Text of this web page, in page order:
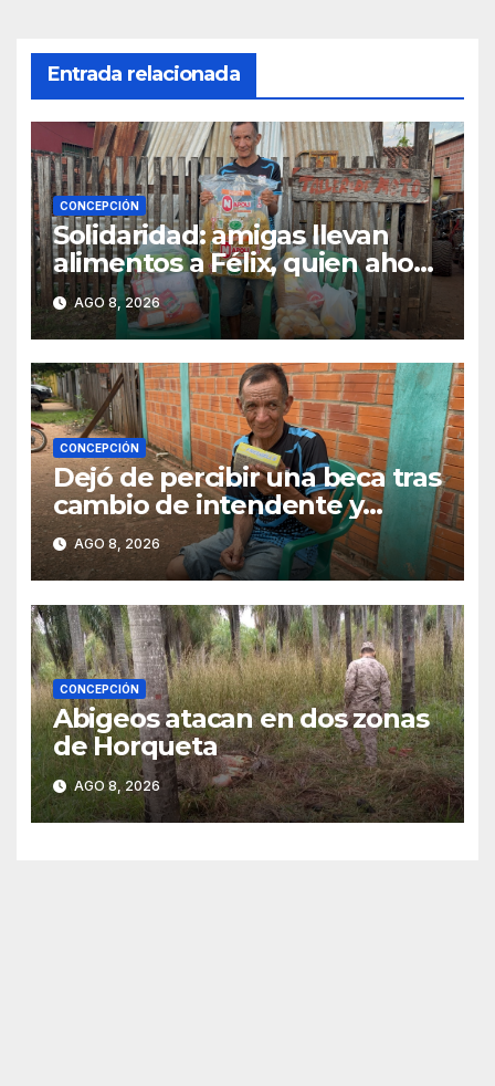
Entrada relacionada
CONCEPCIÓN
Solidaridad: amigas llevan
alimentos a Félix, quien ahora
vende caramelos para
subsistir
AGO 8, 2026
CONCEPCIÓN
Dejó de percibir una beca tras
cambio de intendente y
ahora vende caramelos para
subsistir
AGO 8, 2026
CONCEPCIÓN
Abigeos atacan en dos zonas
de Horqueta
AGO 8, 2026